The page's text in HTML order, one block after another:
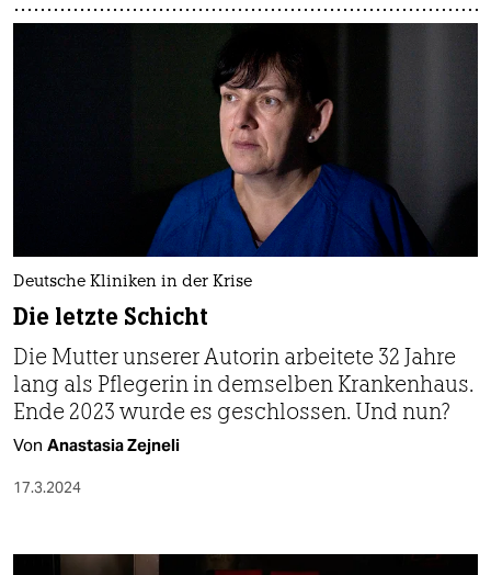
Deutsche Kliniken in der Krise
Die letzte Schicht
Die Mutter unserer Autorin arbeitete 32 Jahre
lang als Pflegerin in demselben Krankenhaus.
Ende 2023 wurde es geschlossen. Und nun?
Von Anastasia Zejneli
17.3.2024